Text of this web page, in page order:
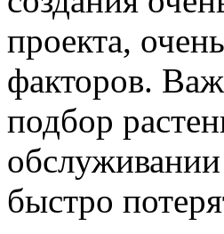
проекта,
факторов.
подбор
быстро